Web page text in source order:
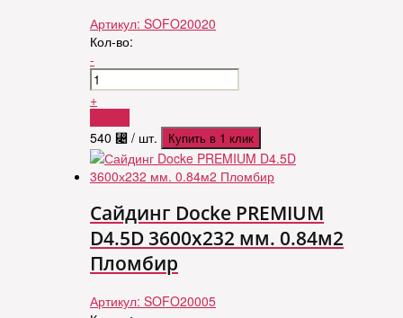
Артикул: SOFO20020
Кол-во:
-
+
540 ⃄ / шт. Купить в 1 клик
Сайдинг Docke PREMIUM
D4.5D 3600х232 мм. 0.84м2
Пломбир
Артикул: SOFO20005